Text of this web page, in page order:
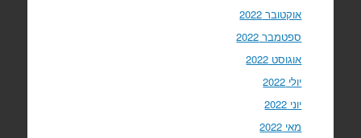
אוקטובר 2022
ספטמבר 2022
אוגוסט 2022
יולי 2022
יוני 2022
מאי 2022